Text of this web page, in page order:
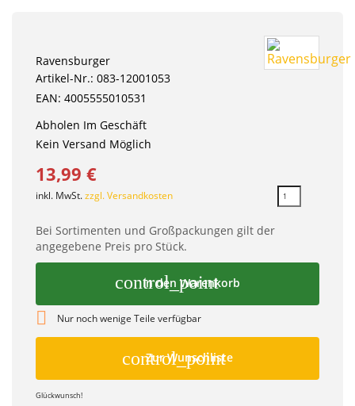
Ravensburger
Artikel-Nr.: 083-12001053
EAN: 4005555010531
Abholen Im Geschäft
Kein Versand Möglich
13,99 €
inkl. MwSt.zzgl. Versandkosten
Bei Sortimenten und Großpackungen gilt der
angegebene Preis pro Stück.
control_point
In den Warenkorb
 Nur noch wenige Teile verfügbar
control_point
Zur Wunschliste
Glückwunsch!